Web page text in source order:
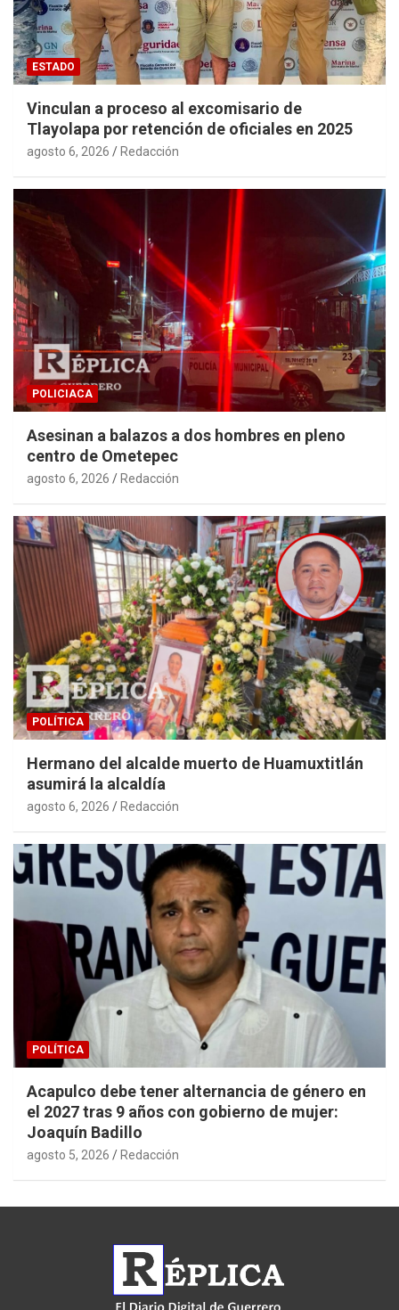
ESTADO
Vinculan a proceso al excomisario de
Tlayolapa por retención de oficiales en 2025
agosto 6, 2026 Redacción
POLICIACA
Asesinan a balazos a dos hombres en pleno
centro de Ometepec
agosto 6, 2026 Redacción
POLÍTICA
Hermano del alcalde muerto de Huamuxtitlán
asumirá la alcaldía
agosto 6, 2026 Redacción
POLÍTICA
Acapulco debe tener alternancia de género en
el 2027 tras 9 años con gobierno de mujer:
Joaquín Badillo
agosto 5, 2026 Redacción